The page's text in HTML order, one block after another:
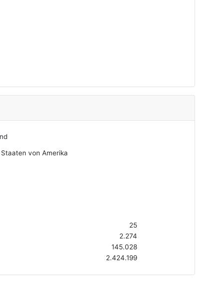
von Amerika
25
2.274
145.028
2.424.199